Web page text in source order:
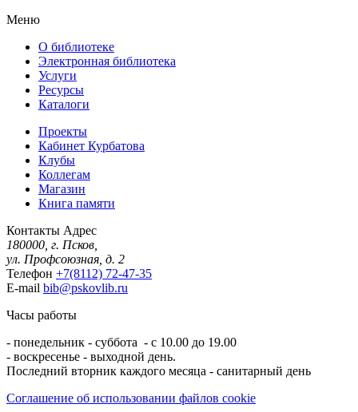
Меню
О библиотеке
Электронная библиотека
Услуги
Ресурсы
Каталоги
Проекты
Кабинет Курбатова
Клубы
Коллегам
Магазин
Книга памяти
Контакты Адрес
180000, г. Псков,
ул. Профсоюзная, д. 2
Телефон +7(8112) 72-47-35
E-mail bib@pskovlib.ru
Часы работы
- понедельник - суббота - с 10.00 до 19.00
- воскресенье - выходной день.
Последний вторник каждого месяца - санитарный день
Соглашение об использовании файлов cookie